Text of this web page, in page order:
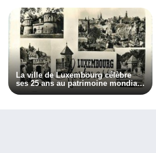
La ville de Luxembourg célèbre
ses 25 ans au patrimoine mondial
de l’Unesco